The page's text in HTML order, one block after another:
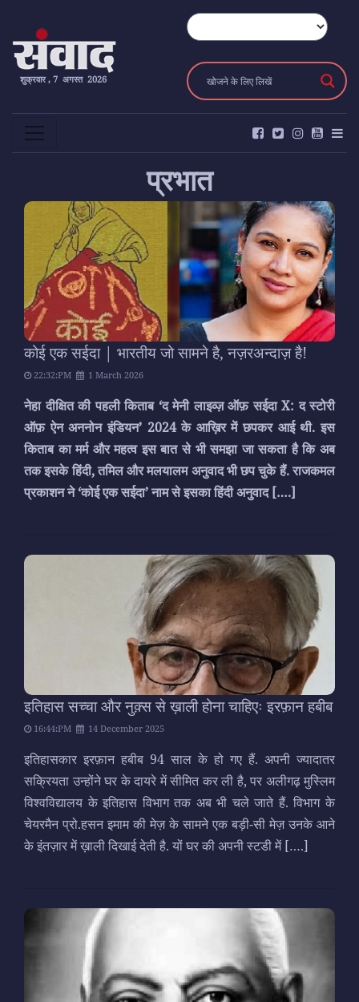
शुक्रवार , 7 अगस्त 2026
प्रभात
कोई एक सईदा | भारतीय जो सामने है, नज़रअन्दाज़ है!
22:32:PM 1 March 2026
नेहा दीक्षित की पहली किताब ‘द मेनी लाइव्ज़ ऑफ़ सईदा X: द स्टोरी
ऑफ़ ऐन अननोन इंडियन’ 2024 के आख़िर में छपकर आई थी. इस
किताब का मर्म और महत्व इस बात से भी समझा जा सकता है कि अब
तक इसके हिंदी, तमिल और मलयालम अनुवाद भी छप चुके हैं. राजकमल
प्रकाशन ने ‘कोई एक सईदा’ नाम से इसका हिंदी अनुवाद[….]
इतिहास सच्चा और नुक़्स से ख़ाली होना चाहिएः इरफ़ान हबीब
16:44:PM 14 December 2025
इतिहासकार इरफ़ान हबीब 94 साल के हो गए हैं. अपनी ज्यादातर
सक्रियता उन्होंने घर के दायरे में सीमित कर ली है, पर अलीगढ़ मुस्लिम
विश्वविद्यालय के इतिहास विभाग तक अब भी चले जाते हैं. विभाग के
चेयरमैन प्रो.हसन इमाम की मेज़ के सामने एक बड़ी-सी मेज़ उनके आने
के इंतज़ार में ख़ाली दिखाई देती है. यों घर की अपनी स्टडी में[….]